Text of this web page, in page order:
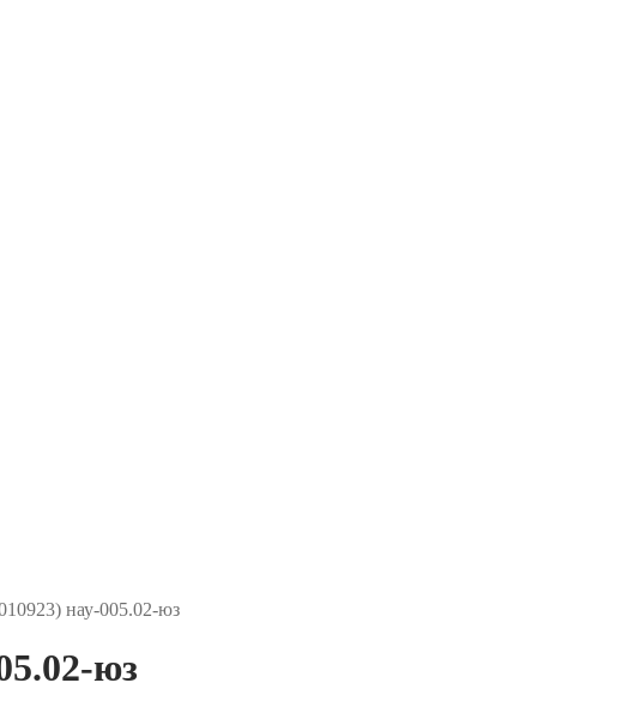
нау-005.02-юз
юз